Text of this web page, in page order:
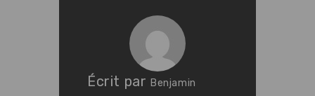
Écrit par Benjamin